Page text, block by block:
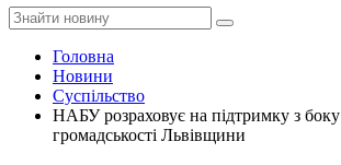
Головна
Новини
Суспільство
НАБУ розраховує на підтримку з боку
громадськості Львівщини